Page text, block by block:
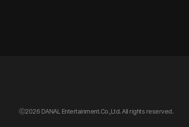
ⓒ2026 DANAL Entertainment.Co.,Ltd. All rights reserved.